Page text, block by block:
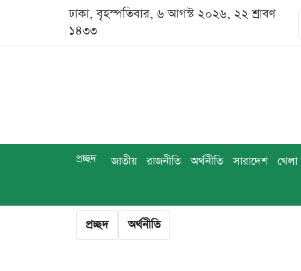
ঢাকা, বৃহস্পতিবার, ৬ আগস্ট ২০২৬, ২২ শ্রাবণ
১৪৩৩
প্রচ্ছদ জাতীয় রাজনীতি অর্থনীতি সারাদেশ খেলা
প্রচ্ছদ অর্থনীতি